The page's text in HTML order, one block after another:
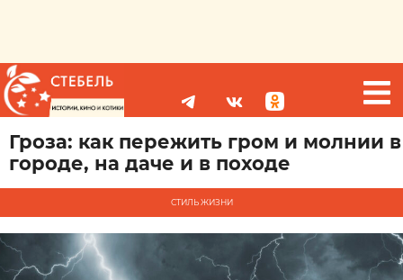
Гроза: как пережить гром и молнии в
городе, на даче и в походе
СТИЛЬ ЖИЗНИ